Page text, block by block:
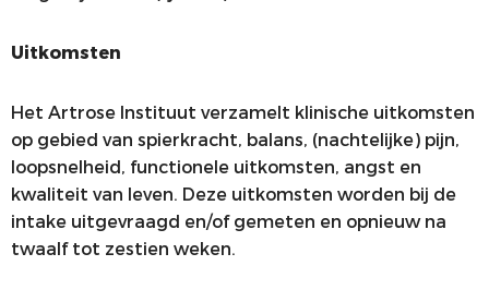
Uitkomsten
Het Artrose Instituut verzamelt klinische uitkomsten
op gebied van spierkracht, balans, (nachtelijke) pijn,
loopsnelheid, functionele uitkomsten, angst en
kwaliteit van leven. Deze uitkomsten worden bij de
intake uitgevraagd en/of gemeten en opnieuw na
twaalf tot zestien weken.